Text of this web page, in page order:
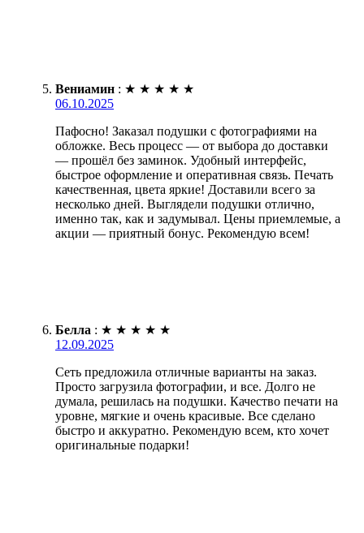
Вениамин : ★ ★ ★ ★ ★
06.10.2025
Пафосно! Заказал подушки с фотографиями на
обложке. Весь процесс — от выбора до доставки
— прошёл без заминок. Удобный интерфейс,
быстрое оформление и оперативная связь. Печать
качественная, цвета яркие! Доставили всего за
несколько дней. Выглядели подушки отлично,
именно так, как и задумывал. Цены приемлемые, а
акции — приятный бонус. Рекомендую всем!
Белла : ★ ★ ★ ★ ★
12.09.2025
Сеть предложила отличные варианты на заказ.
Просто загрузила фотографии, и все. Долго не
думала, решилась на подушки. Качество печати на
уровне, мягкие и очень красивые. Все сделано
быстро и аккуратно. Рекомендую всем, кто хочет
оригинальные подарки!